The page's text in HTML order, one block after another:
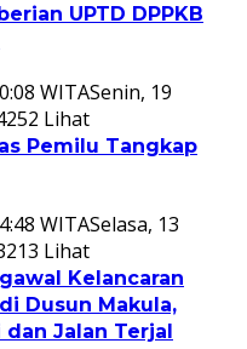
UPTD DPPKB
WITASenin, 19
Lihat
Pemilu Tangkap
WITASelasa, 13
Lihat
Kelancaran
Dusun Makula,
dan Jalan Terjal